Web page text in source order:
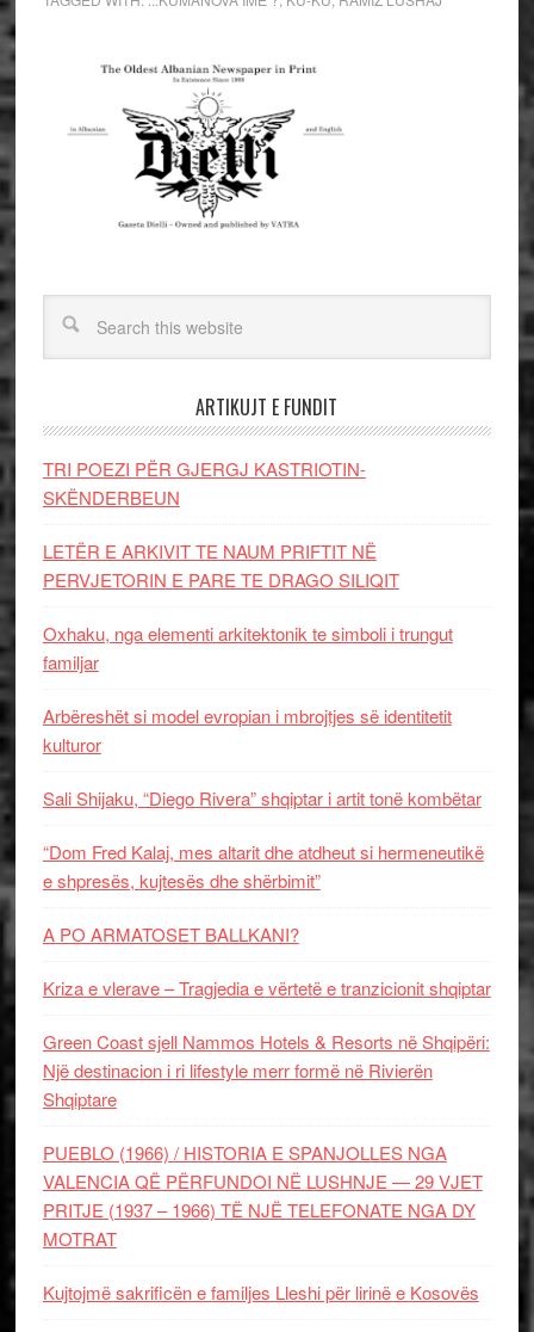
ARTIKUJT E FUNDIT
TRI POEZI PËR GJERGJ KASTRIOTIN-
SKËNDERBEUN
LETËR E ARKIVIT TE NAUM PRIFTIT NË
PERVJETORIN E PARE TE DRAGO SILIQIT
Oxhaku, nga elementi arkitektonik te simboli i trungut
familjar
Arbëreshët si model evropian i mbrojtjes së identitetit
kulturor
Sali Shijaku, “Diego Rivera” shqiptar i artit tonë kombëtar
“Dom Fred Kalaj, mes altarit dhe atdheut si hermeneutikë
e shpresës, kujtesës dhe shërbimit”
A PO ARMATOSET BALLKANI?
Kriza e vlerave – Tragjedia e vërtetë e tranzicionit shqiptar
Green Coast sjell Nammos Hotels & Resorts në Shqipëri:
Një destinacion i ri lifestyle merr formë në Rivierën
Shqiptare
PUEBLO (1966) / HISTORIA E SPANJOLLES NGA
VALENCIA QË PËRFUNDOI NË LUSHNJE — 29 VJET
PRITJE (1937 – 1966) TË NJË TELEFONATE NGA DY
MOTRAT
Kujtojmë sakrificën e familjes Lleshi për lirinë e Kosovës